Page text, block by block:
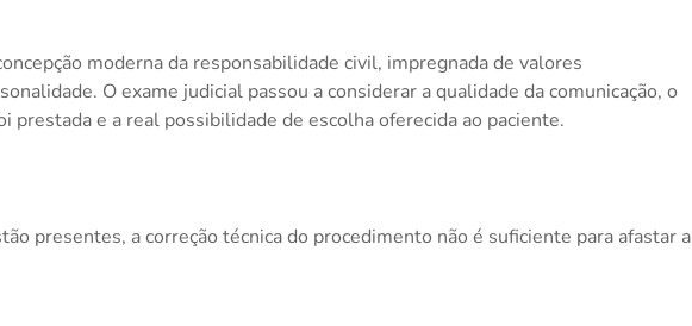
moderna da responsabilidade civil, impregnada de valores
O exame judicial passou a considerar a qualidade da comunicação, o
prestada e a real possibilidade de escolha oferecida ao paciente.
presentes, a correção técnica do procedimento não é suficiente para afastar a